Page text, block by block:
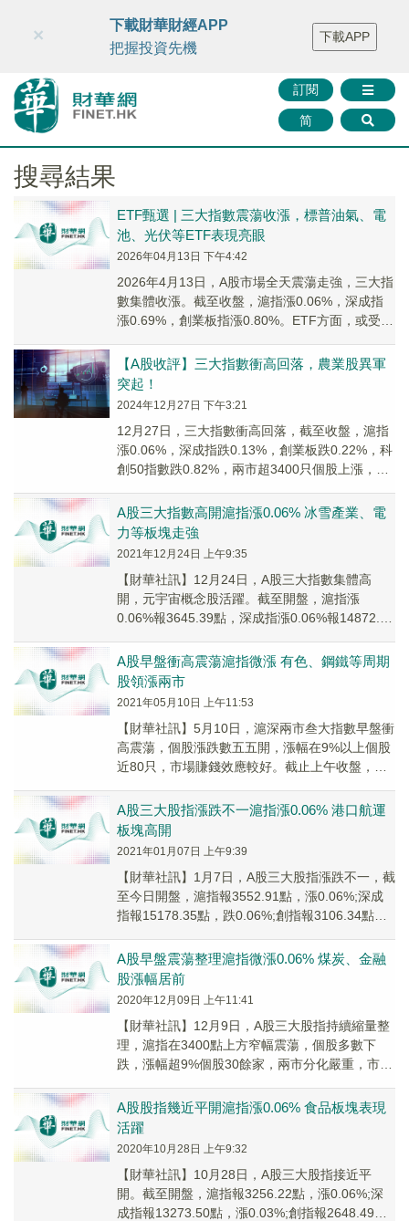
財華智庫網 FINTV FINMETA 財華證券 媒體矩陣
智庫沙龍
聯絡我們
訂閱
简
×
下載財華財經APP
把握投資先機
下載APP
搜尋結果
ETF甄選 | 三大指數震蕩收漲，標普油氣、電
池、光伏等ETF表現亮眼
2026年04月13日 下午4:42
2026年4月13日，A股市場全天震蕩走強，三大指
數集體收漲。截至收盤，滬指漲0.06%，深成指
漲0.69%，創業板指漲0.80%。ETF方面，或受相
【A股收評】三大指數衝高回落，農業股異軍
突起！
2024年12月27日 下午3:21
12月27日，三大指數衝高回落，截至收盤，滬指
漲0.06%，深成指跌0.13%，創業板跌0.22%，科
創50指數跌0.82%，兩市超3400只個股上漲，滬
A股三大指數高開滬指漲0.06% 冰雪產業、電
力等板塊走強
2021年12月24日 上午9:35
【財華社訊】12月24日，A股三大指數集體高
開，元宇宙概念股活躍。截至開盤，滬指漲
0.06%報3645.39點，深成指漲0.06%報14872.42
A股早盤衝高震蕩滬指微漲 有色、鋼鐵等周期
股領漲兩市
2021年05月10日 上午11:53
【財華社訊】5月10日，滬深兩市叁大指數早盤衝
高震蕩，個股漲跌數五五開，漲幅在9%以上個股
近80只，市場賺錢效應較好。截止上午收盤，滬
A股三大股指漲跌不一滬指漲0.06% 港口航運
板塊高開
2021年01月07日 上午9:39
【財華社訊】1月7日，A股三大股指漲跌不一，截
至今日開盤，滬指報3552.91點，漲0.06%;深成
指報15178.35點，跌0.06%;創指報3106.34點，
A股早盤震蕩整理滬指微漲0.06% 煤炭、金融
股漲幅居前
2020年12月09日 上午11:41
【財華社訊】12月9日，A股三大股指持續縮量整
理，滬指在3400點上方窄幅震蕩，個股多數下
跌，漲幅超9%個股30餘家，兩市分化嚴重，市場
A股股指幾近平開滬指漲0.06% 食品板塊表現
活躍
2020年10月28日 上午9:32
【財華社訊】10月28日，A股三大股指接近平
開。截至開盤，滬指報3256.22點，漲0.06%;深
成指報13273.50點，漲0.03%;創指報2648.49